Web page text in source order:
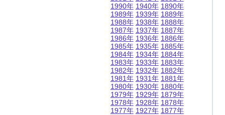
1990年
1989年
1988年
1987年
1986年
1985年
1984年
1983年
1982年
1981年
1980年
1979年
1978年
1977年
1940年
1939年
1938年
1937年
1936年
1935年
1934年
1933年
1932年
1931年
1930年
1929年
1928年
1927年
1890年
1889年
1888年
1887年
1886年
1885年
1884年
1883年
1882年
1881年
1880年
1879年
1878年
1877年